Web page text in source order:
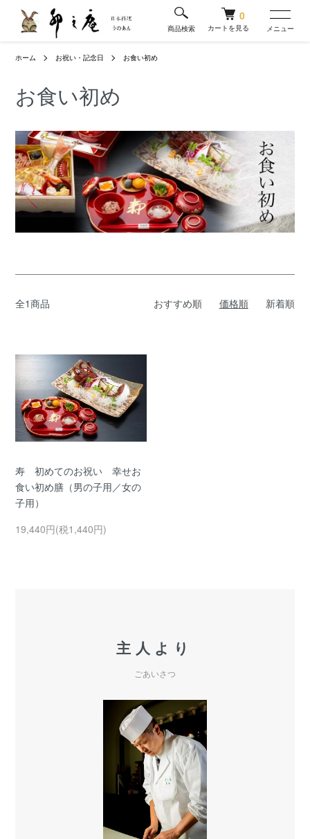
商品検索 カートを見る
0
メニュー
ホーム お祝い・記念日 お食い初め
お食い初め
全1商品 おすすめ順 価格順 新着順
寿 初めてのお祝い 幸せお
食い初め膳（男の子用／女の
子用）
19,440円(税1,440円)
主人より
ごあいさつ